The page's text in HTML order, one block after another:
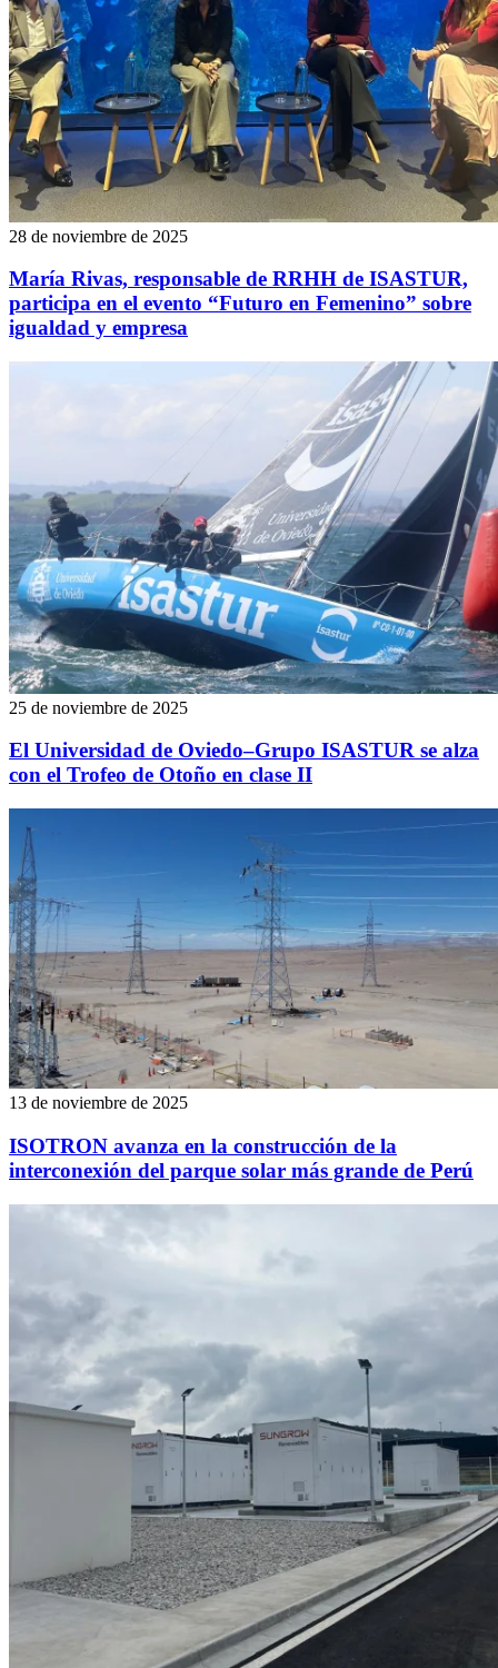
28 de noviembre de 2025
María Rivas, responsable de RRHH de ISASTUR,
participa en el evento “Futuro en Femenino” sobre
igualdad y empresa
25 de noviembre de 2025
El Universidad de Oviedo–Grupo ISASTUR se alza
con el Trofeo de Otoño en clase II
13 de noviembre de 2025
ISOTRON avanza en la construcción de la
interconexión del parque solar más grande de Perú